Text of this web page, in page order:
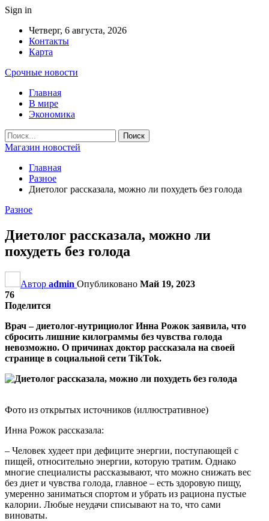
Sign in
Четверг, 6 августа, 2026
Контакты
Карта
Срочные новости
Главная
В мире
Экономика
Магазин новостей
Главная
Разное
Диетолог рассказала, можно ли похудеть без голода
Разное
Диетолог рассказала, можно ли
похудеть без голода
Автор admin Опубликовано Май 19, 2023
76
Поделится
Врач – диетолог-нутрициолог Инна Рожок заявила, что
сбросить лишние килограммы без чувства голода
невозможно. О причинах доктор рассказала на своей
странице в социальной сети TikTok.
Фото из открытых источников (иллюстративное)
Инна Рожок рассказала:
– Человек худеет при дефиците энергии, поступающей с
пищей, относительно энергии, которую тратим. Однако
многие специалисты рассказывают, что можно снижать вес
без диет и чувства голода, главное – есть здоровую пищу,
умеренно заниматься спортом и убрать из рациона пустые
калории. Любые неудачи списывают на то, что сами
виноваты.